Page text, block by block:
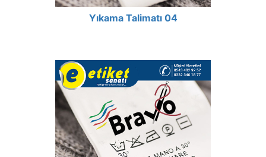
Yıkama Talimatı 04